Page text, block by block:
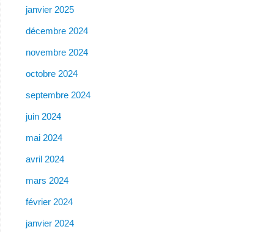
janvier 2025
décembre 2024
novembre 2024
octobre 2024
septembre 2024
juin 2024
mai 2024
avril 2024
mars 2024
février 2024
janvier 2024